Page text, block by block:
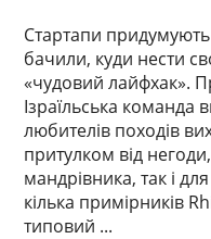
Стартапи
бачили, куди нести
«чудовий лайфхак».
Ізраїльська
любителів походів
притулком від
мандрівника, так і
кілька примірників
типовий ...